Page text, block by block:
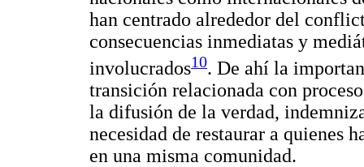
han centrado alrededor del
consecuencias inmediatas y
involucrados10. De ahí la
transición relacionada con
la difusión de la verdad,
necesidad de restaurar a quienes
en una misma comunidad.